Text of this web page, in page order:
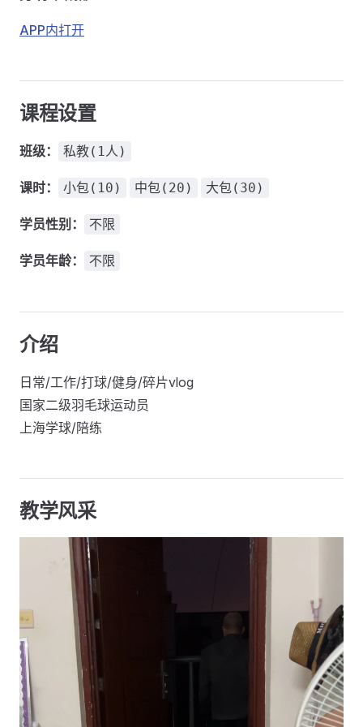
APP内打开
课程设置
班级： 私教(1人)
课时： 小包(10) 中包(20) 大包(30)
学员性别： 不限
学员年龄： 不限
介绍
日常/工作/打球/健身/碎片vlog
国家二级羽毛球运动员
上海学球/陪练
教学风采